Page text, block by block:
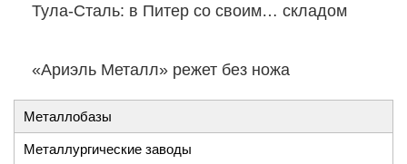
Тула-Сталь: в Питер со своим… складом
«Ариэль Металл» режет без ножа
Металлобазы
Металлургические заводы